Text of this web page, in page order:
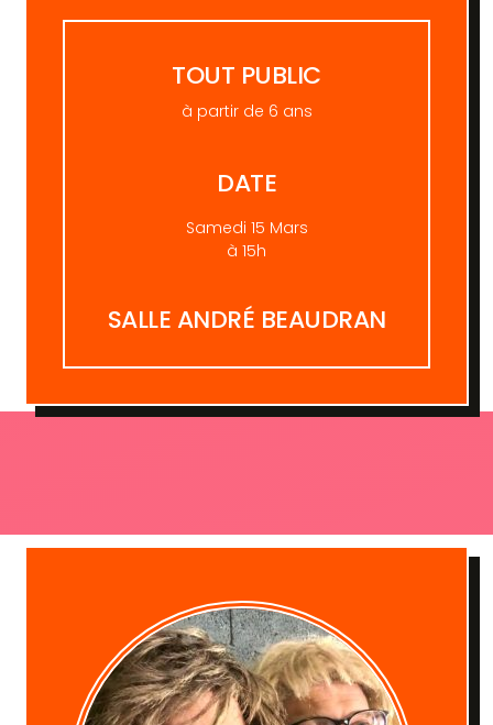
TOUT PUBLIC
à partir de 6 ans
DATE
Samedi 15 Mars
à 15h
SALLE ANDRÉ BEAUDRAN